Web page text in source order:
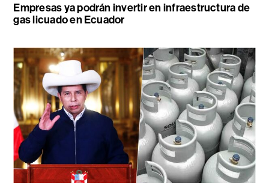
Empresas ya podrán invertir en infraestructura de
gas licuado en Ecuador